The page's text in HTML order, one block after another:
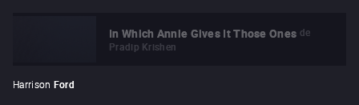
In Which Annie Gives It Those Ones de
Pradip Krishen
Harrison Ford